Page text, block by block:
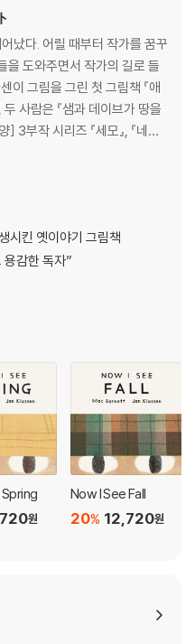
Don't miss the installment
funny New York Times
났다. 어릴 때부터 작가를 꿈꾸
을 도와주면서 작가의 길로 들
이 그림을 그린 첫 그림책 『애
사람은 『샘과 데이브가 땅을
] 3부작 시리즈 『세모』, 『네
』 등 여러 그림책을 함께 만들
상, 케이트 그린어웨이상, 보스
시킨 옛이야기 그림책
용감한 독자”
원
Now I See Fall
12,720원
20%